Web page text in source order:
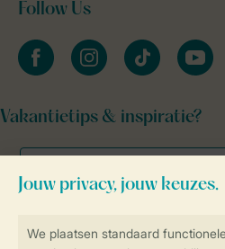
Follow Us
facebookinstagramtiktok youtube
Vakantietips & inspiratie?